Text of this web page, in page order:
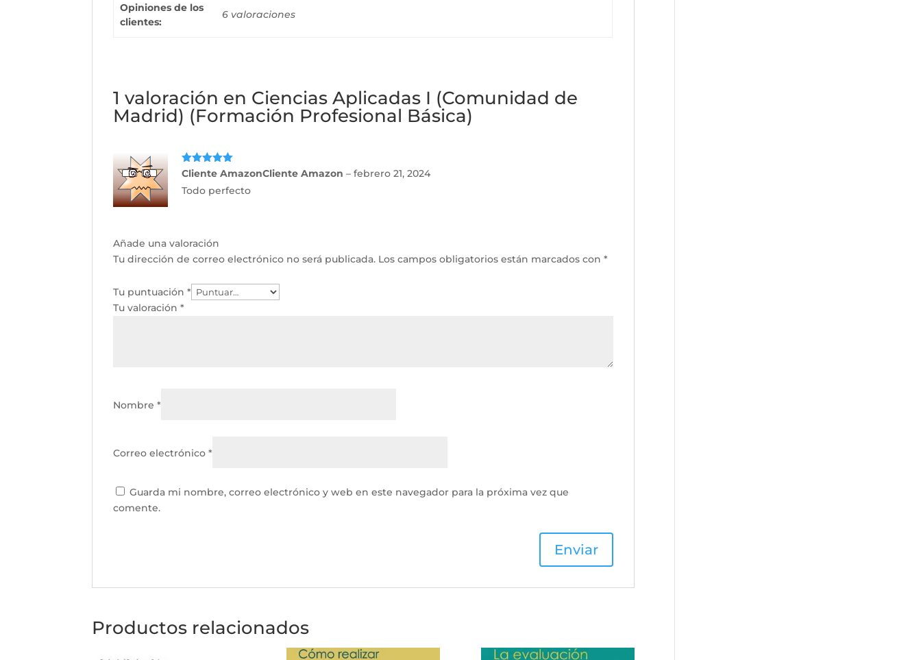
Opiniones de los
clientes:
6 valoraciones
1 valoración en Ciencias Aplicadas I (Comunidad de
Madrid) (Formación Profesional Básica)
Valorado
Cliente AmazonCliente Amazon– febrero 21, 2024
Todo perfecto
Añade una valoración
Tu dirección de correo electrónico no será publicada. Los campos obligatorios están marcados con*
Tu puntuación*
Tu valoración*
Nombre*
Correo electrónico*
Guarda mi nombre, correo electrónico y web en este navegador para la próxima vez que
comente.
Productos relacionados